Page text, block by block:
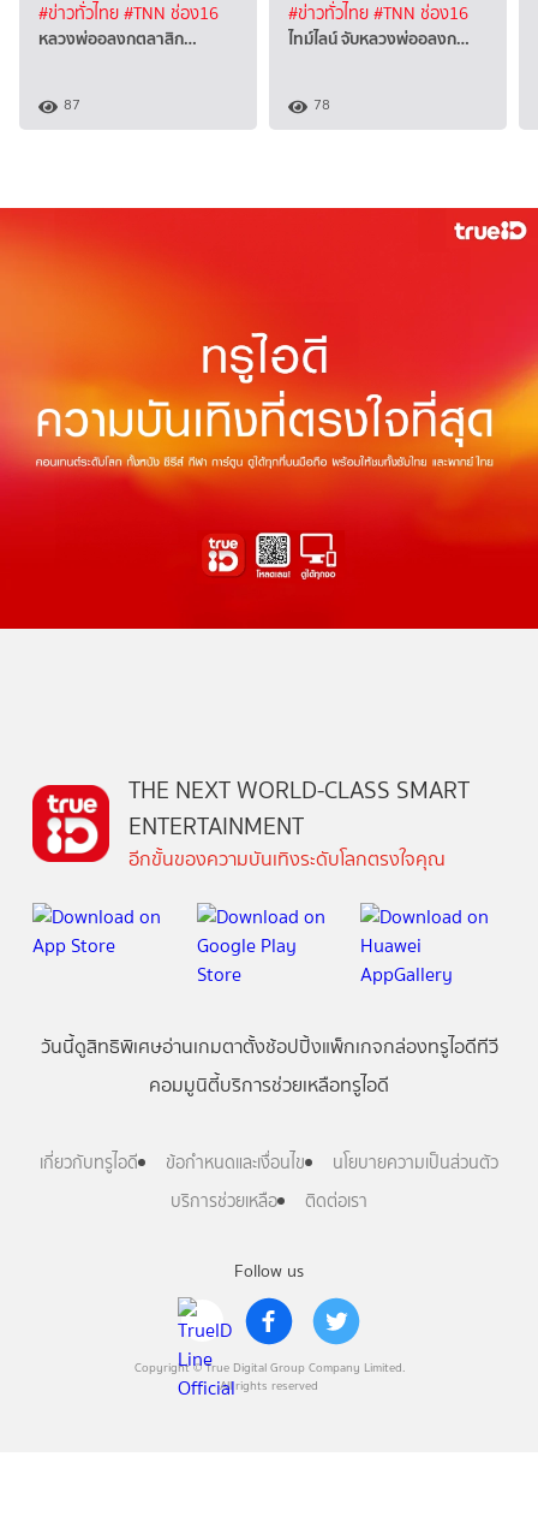
#ข่าวทั่วไทย#TNN ช่อง16
หลวงพ่ออลงกตลาสิก…
87
#ข่าวทั่วไทย#TNN ช่อง16
ไทม์ไลน์ จับหลวงพ่ออลงก…
78
Follow us
Copyright © True Digital Group Company Limited.
All rights reserved
THE NEXT WORLD-CLASS SMART
ENTERTAINMENT
อีกขั้นของความบันเทิงระดับโลกตรงใจคุณ
วันนี้ดูสิทธิพิเศษอ่านเกมตาตั้งช้อปปิ้งแพ็กเกจกล่องทรูไอดีทีวี
คอมมูนิตี้บริการช่วยเหลือทรูไอดี
เกี่ยวกับทรูไอดี ข้อกำหนดและเงื่อนไข
นโยบายความเป็นส่วนตัว
บริการช่วยเหลือ
ติดต่อเรา